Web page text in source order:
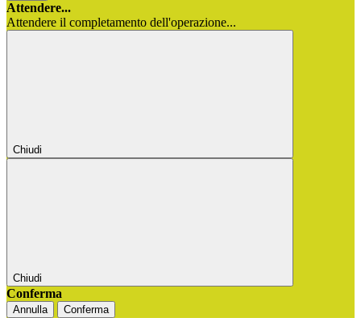
Attendere...
Attendere il completamento dell'operazione...
Chiudi
Chiudi
Conferma
Annulla Conferma